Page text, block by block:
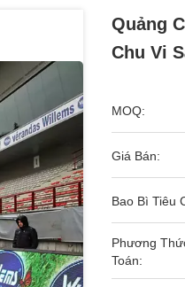
Quảng
Chu Vi
MOQ:
Giá Bán:
Bao Bì Tiêu
Phương
Toán: